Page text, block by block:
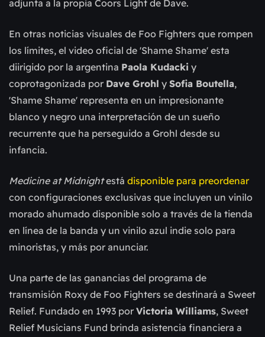
adjunta a la propia Coors Light de Dave.
En otras noticias visuales de Foo Fighters que rompen
los límites, el video oficial de 'Shame Shame' esta
diirigido por la argentina Paola Kudacki y
coprotagonizada por Dave Grohl y Sofia Boutella,
'Shame Shame' representa en un impresionante
blanco y negro una interpretación de un sueño
recurrente que ha perseguido a Grohl desde su
infancia.
Medicine at Midnightestá disponible para preordenar
con configuraciones exclusivas que incluyen un vinilo
morado ahumado disponible solo a través de la tienda
en línea de la banda y un vinilo azul indie solo para
minoristas, y más por anunciar.
Una parte de las ganancias del programa de
transmisión Roxy de Foo Fighters se destinará a Sweet
Relief. Fundado en 1993 por Victoria Williams, Sweet
Relief Musicians Fund brinda asistencia financiera a